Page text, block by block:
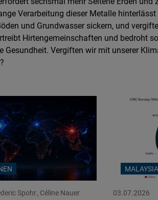
Verarbeitung dieser Metalle
und Grundwasser sickern, und
Hirtengemeinschaften und bedroht
Gesundheit. Vergiften wir mit unserer
Spohr Céline Nauer
MALAYSIA
03.07.2026